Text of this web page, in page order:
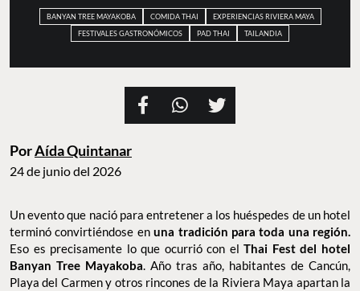
BANYAN TREE MAYAKOBA COMIDA THAI
EXPERIENCIAS RIVIERA MAYA
FESTIVALES GASTRONÓMICOS
PAD THAI TAILANDIA
PorAída Quintanar
24 de junio del 2026
Un evento que nació para entretener a los huéspedes de un hotel
terminó convirtiéndose enuna tradición para toda una región.
Eso es precisamente lo que ocurrió con el Thai Fest del hotel
Banyan Tree Mayakoba. Año tras año, habitantes de Cancún,
Playa del Carmen y otros rincones de la Riviera Maya apartan la